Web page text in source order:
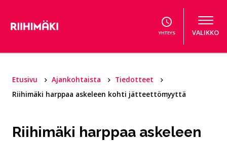
YHTEYS VALIKKO
Etusivu Ajankohtaista
Tiedotteet
Riihimäki harppaa askeleen kohti jätteettömyyttä
Riihimäki harppaa askeleen